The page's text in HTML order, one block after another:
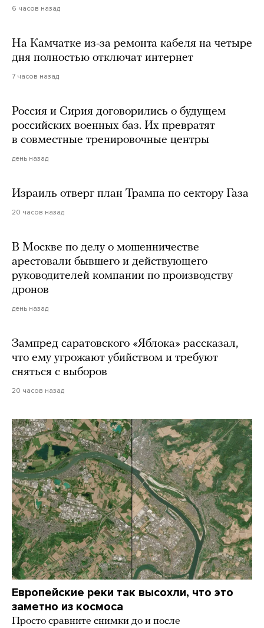
6 часов назад
На Камчатке из-за ремонта кабеля на четыре
дня полностью отключат интернет
7 часов назад
Россия и Сирия договорились о будущем
российских военных баз. Их превратят
в совместные тренировочные центры
день назад
Израиль отверг план Трампа по сектору Газа
20 часов назад
В Москве по делу о мошенничестве
арестовали бывшего и действующего
руководителей компании по производству
дронов
день назад
Зампред саратовского «Яблока» рассказал,
что ему угрожают убийством и требуют
сняться с выборов
20 часов назад
Европейские реки так высохли, что это
заметно из космоса
Просто сравните снимки до и после